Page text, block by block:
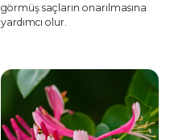
görmüş saçların onarılmasına
yardımcı olur.